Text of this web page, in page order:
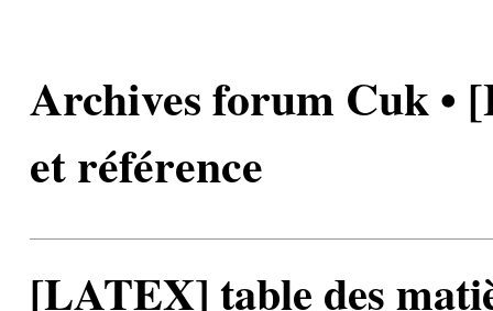
Archives forum Cuk •
et référence
[LATEX] table des